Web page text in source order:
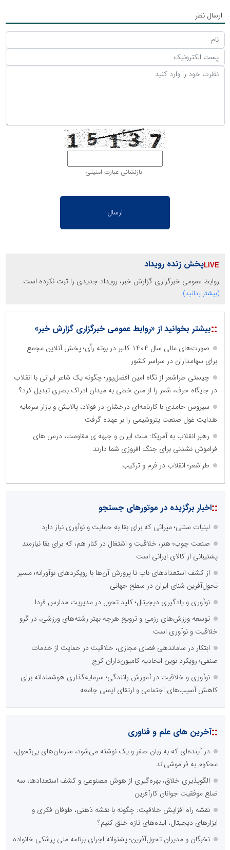
ارسال نظر
بازنشانی عبارت امنیتی
پخش زنده رویداد
روابط عمومی خبرگزاری گزارش خبر، رویداد جدیدی را ثبت نکرده است.
(بیشتر بدانید)
::بیشتر بخوانید از «روابط عمومی خبرگزاری گزارش خبر»
صورت‌های مالی سال ۱۴۰۴ کالبر در بوته رأی؛ پخش آنلاین مجمع
برای سهامداران در سراسر کشور
چیستی طراشعر از نگاه امین افضل‌پور؛ چگونه یک شاعر ایرانی با انقلاب
در جایگاه حرف، شعر را از متن خطی به میدان ادراک بصری تبدیل کرد؟
سیروس حامدی با کارنامه‌ای درخشان در فولاد، پالایش و بازار سرمایه
هدایت غول صنعت پتروشیمی را بر عهده گرفت
رهبر انقلاب به آمریکا: ملت ایران و جبهه ی مقاومت، درس های
فراموش نشدنی برای جنگ افروزی شما دارند
طراشعر؛ انقلاب در فرم و ترکیب
::اخبار برگزیده در موتورهای جستجو
لبنیات سنتی؛ میراثی که برای بقا به حمایت و نوآوری نیاز دارد
صنعت چوب؛ هنر، خلاقیت و اشتغال در کنار هم، که برای بقا نیازمند
پشتیبانی از کالای ایرانی است
از کشف استعدادهای ناب تا پرورش آن‌ها با رویکردهای نوآورانه؛ مسیر
تحول‌آفرین شنای ایران در سطح جهانی
نوآوری و یادگیری دیجیتال؛ کلید تحول در مدیریت مدارس فردا
توسعه ورزش‌های رزمی و ترویج هرچه بهتر رشته‌های ورزشی، در گرو
خلاقیت و نوآوری است
ابتکار در ساماندهی فضای مجازی، خلاقیت در حمایت از خدمات
صنفی؛ رویکرد نوین اتحادیه کامیون‌داران کرج
نوآوری و خلاقیت در آموزش رانندگی؛ سرمایه‌گذاری هوشمندانه برای
کاهش آسیب‌های اجتماعی و ارتقای ایمنی جامعه
::آخرین های علم و فناوری
در آینده‌ای که به زبان صفر و یک نوشته می‌شود، سازمان‌های بی‌تحول،
محکوم به فراموشی‌اند
الگوپذیری خلاق، بهره‌گیری از هوش مصنوعی و کشف استعدادها، سه
ضلع موفقیت جوانان کارآفرین
نقشه راه افزایش خلاقیت: چگونه با نقشه ذهنی، طوفان فکری و
ابزارهای دیجیتال، ایده‌های تازه خلق کنیم؟
نخبگان و مدیران تحول‌آفرین؛ پشتوانه اجرای برنامه ملی پزشکی خانواده